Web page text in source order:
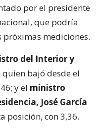
por el presidente
que podría
mediciones.
del Interior y
quien bajó desde el
y el ministro
José García
posición, con 3,36.